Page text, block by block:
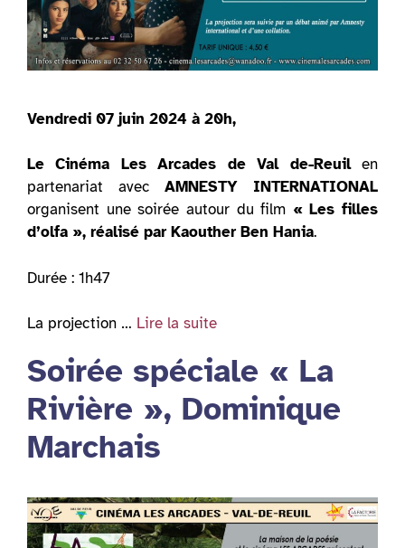
Vendredi 07 juin 2024 à 20h,
Le Cinéma Les Arcades de Val de-Reuilen
partenariat avecAMNESTY INTERNATIONAL
organisent une soirée autour du film « Les filles
d’olfa », réalisé par Kaouther Ben Hania.
Durée : 1h47
La projection … Lire la suite
Soirée spéciale « La
Rivière », Dominique
Marchais